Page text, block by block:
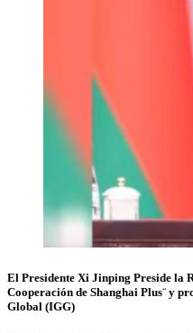
El Presidente Xi Jinping Preside la
Cooperación de Shanghai Plus¨ y
Global (IGG)